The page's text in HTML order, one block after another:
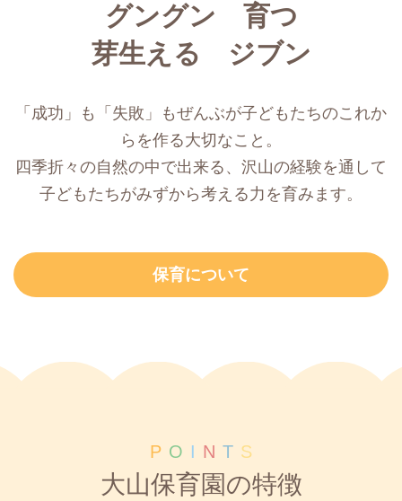
グングン 育つ
芽生える ジブン
「成功」も「失敗」もぜんぶが子どもたちのこれか
らを作る大切なこと。
四季折々の自然の中で出来る、沢山の経験を通して
子どもたちがみずから考える力を育みます。
保育について
P O I N T S
大山保育園の特徴